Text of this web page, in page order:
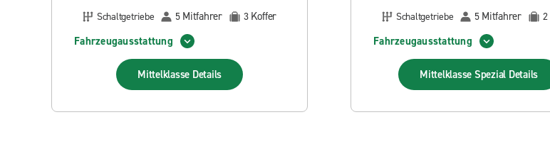
Schaltgetriebe
5 Mitfahrer 3 Koffer
Fahrzeugausstattung
Mittelklasse Details
Schaltgetriebe
5 Mitfahrer 2
Fahrzeugausstattung
Mittelklasse Spezial Details